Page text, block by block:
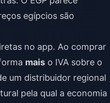
egípcios são
no app. Ao comprar
mais o IVA sobre o
um distribuidor regional
pela qual a economia